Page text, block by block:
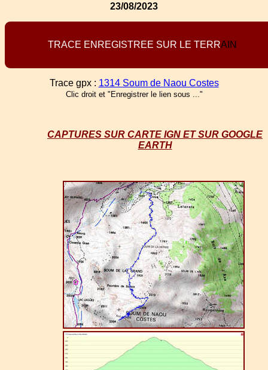
23/08/2023
TRACE EN REG STREE SUR LE TERRA N
Trace gpx : 1314 Soum de Naou Costes
Clic droit et "Enregistrer le lien sous ..."
CAPTURES SUR CARTE IGN ET SUR GOOGLE
EARTH